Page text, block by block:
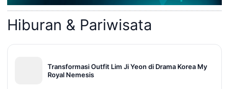
Hiburan & Pariwisata
Transformasi Outfit Lim Ji Yeon di Drama Korea My
Royal Nemesis